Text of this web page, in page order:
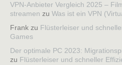
VPN-Anbieter Vergleich 2025 –
streamen zu Was ist ein VPN
Frank zu Flüsterleiser und
Games
Der optimale PC 2023:
zu Flüsterleiser und schneller